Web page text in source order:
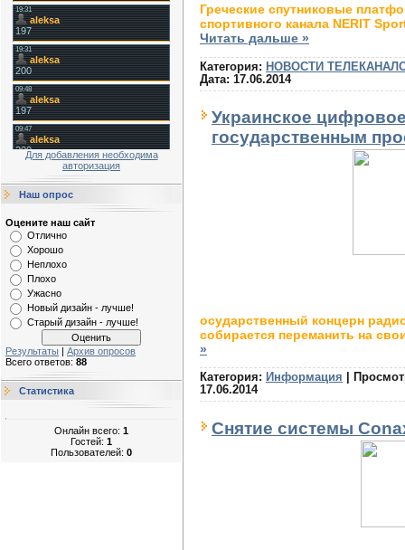
Для добавления необходима
авторизация
Наш опрос
Оцените наш сайт
Отлично
Хорошо
Неплохо
Плохо
Ужасно
Новый дизайн - лучше!
Старый дизайн - лучше!
Результаты | Архив опросов
Всего ответов: 88
Статистика
Онлайн всего: 1
Гостей: 1
Пользователей: 0
Греческие спутниковые
спортивного канала NERIT
Читать дальше »
Категория: НОВОСТИ
Дата: 17.06.2014
Украинское
государственным
осударственный концерн
собирается переманить на
»
Категория: Информация
17.06.2014
Снятие системы